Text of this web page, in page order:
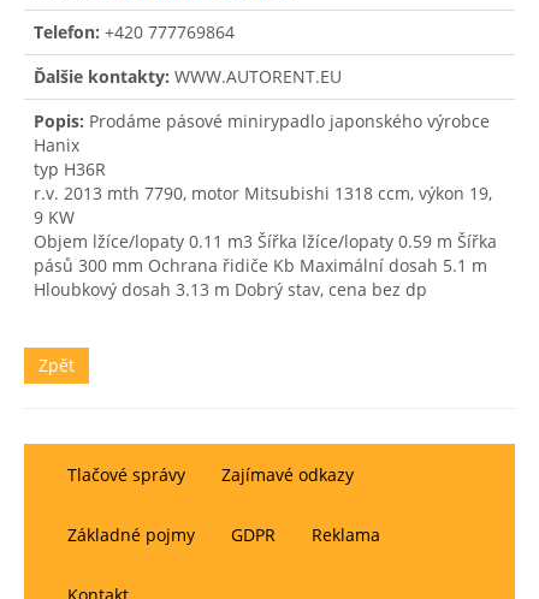
Telefon: +420 777769864
Ďalšie kontakty: WWW.AUTORENT.EU
Popis: Prodáme pásové minirypadlo japonského výrobce
Hanix
typ H36R
r.v. 2013 mth 7790, motor Mitsubishi 1318 ccm, výkon 19,
9 KW
Objem lžíce/lopaty 0.11 m3 Šířka lžíce/lopaty 0.59 m Šířka
pásů 300 mm Ochrana řidiče Kb Maximální dosah 5.1 m
Hloubkový dosah 3.13 m Dobrý stav, cena bez dp
Zpět
Tlačové správy Zajímavé odkazy
Základné pojmy GDPR Reklama
Kontakt